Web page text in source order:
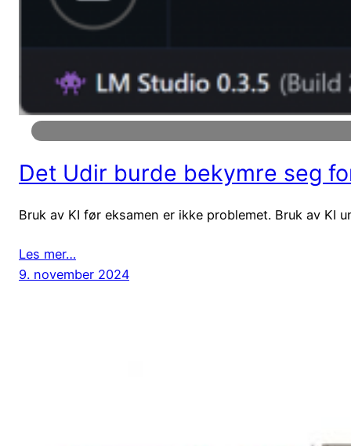
Det Udir burde bekymre seg
Bruk av KI før eksamen er ikke problemet. Bruk av KI
Les mer…
9. november 2024